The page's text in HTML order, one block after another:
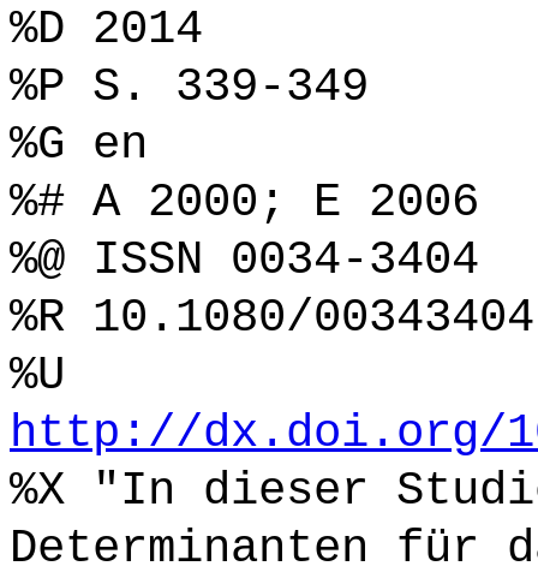
%D 2014
%P S. 339-349
%G en
%# A 2000; E 2006
%@ ISSN 0034-3404
%R 10.1080/
%U
http://dx.doi.org/
%X "In dieser
Determinanten für